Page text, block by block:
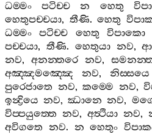
ධම‍්මං
පටිච‍්ච න හෙතු
හෙතුපච‍්චයා, තීණි.හෙතු
ධම‍්මං
පටිච‍්ච හෙතු විපාකො
පච‍්චයා, තීණි. හෙතුයා නව,
නව, අනන‍්තරෙ නව,
අඤ‍්ඤමඤ‍්ඤෙ
නව, නිස‍්සයෙ
පුරෙජාතෙ නව,කම‍්මෙ නව,
ඉන්‍ද්‍රියෙ නව,ඣානෙ නව,
විප‍්පයුත‍්තෙ නව, අත්‍ථියා නව,
අවිගතෙ නව. න හෙතුං